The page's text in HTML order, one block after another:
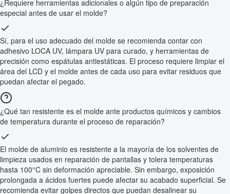
¿Requiere herramientas adicionales o algún tipo de preparación
especial antes de usar el molde?
Sí, para el uso adecuado del molde se recomienda contar con
adhesivo LOCA UV, lámpara UV para curado, y herramientas de
precisión como espátulas antiestáticas. El proceso requiere limpiar el
área del LCD y el molde antes de cada uso para evitar residuos que
puedan afectar el pegado.
¿Qué tan resistente es el molde ante productos químicos y cambios
de temperatura durante el proceso de reparación?
El molde de aluminio es resistente a la mayoría de los solventes de
limpieza usados en reparación de pantallas y tolera temperaturas
hasta 100°C sin deformación apreciable. Sin embargo, exposición
prolongada a ácidos fuertes puede afectar su acabado superficial. Se
recomienda evitar golpes directos que puedan desalinear su